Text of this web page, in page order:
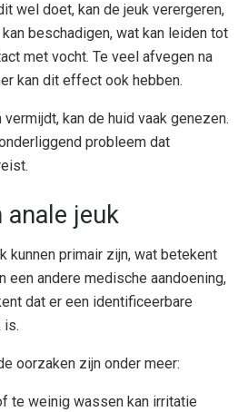
wel doet, kan de jeuk verergeren,
beschadigen, wat kan leiden tot
met vocht. Te veel afvegen na
kan dit effect ook hebben.
kan de huid vaak genezen.
probleem dat
anale jeuk
kunnen primair zijn, wat betekent
een andere medische aandoening,
dat er een identificeerbare
is.
oorzaken zijn onder meer:
te weinig wassen kan irritatie